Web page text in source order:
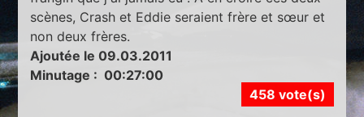
scènes, Crash et Eddie seraient frère et sœur et
non deux frères.
Ajoutée le 09.03.2011
Minutage : 00:27:00
458 vote(s)